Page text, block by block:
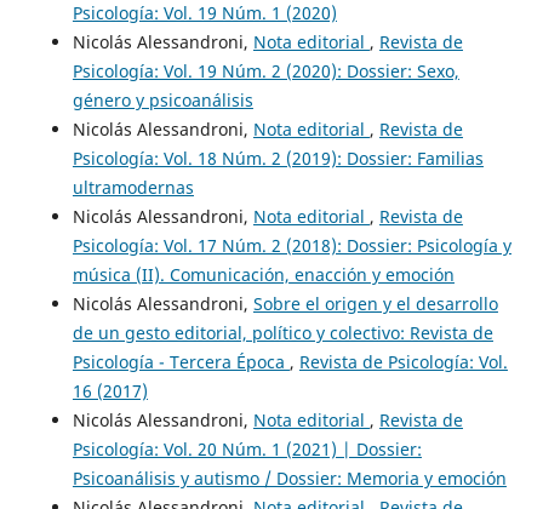
Psicología: Vol. 19 Núm. 1 (2020)
Nicolás Alessandroni, Nota editorial , Revista de
Psicología: Vol. 19 Núm. 2 (2020): Dossier: Sexo,
género y psicoanálisis
Nicolás Alessandroni, Nota editorial , Revista de
Psicología: Vol. 18 Núm. 2 (2019): Dossier: Familias
ultramodernas
Nicolás Alessandroni, Nota editorial , Revista de
Psicología: Vol. 17 Núm. 2 (2018): Dossier: Psicología y
música (II). Comunicación, enacción y emoción
Nicolás Alessandroni, Sobre el origen y el desarrollo
de un gesto editorial, político y colectivo: Revista de
Psicología - Tercera Época , Revista de Psicología: Vol.
16 (2017)
Nicolás Alessandroni, Nota editorial , Revista de
Psicología: Vol. 20 Núm. 1 (2021) | Dossier:
Psicoanálisis y autismo / Dossier: Memoria y emoción